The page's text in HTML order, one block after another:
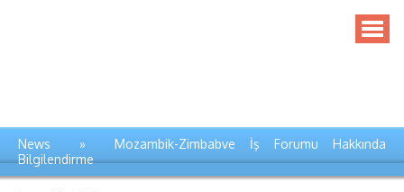
News » Mozambik-Zimbabve İş Forumu Hakkında
Bilgilendirme